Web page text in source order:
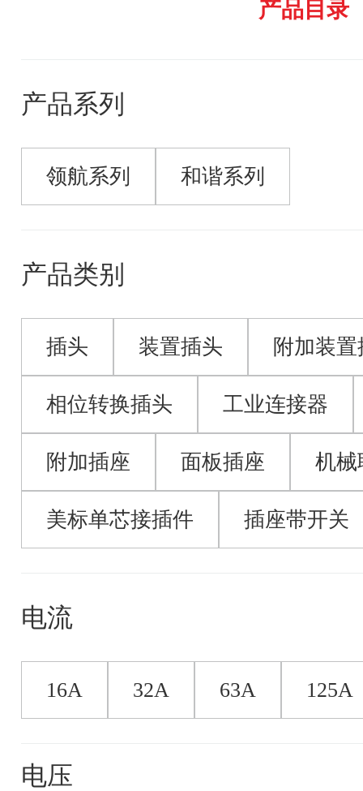
产品目录
产品系列
领航系列 和谐系列
产品类别
插头 装置插头 附加装
相位转换插头 工业连接器
附加插座 面板插座 机械
美标单芯接插件 插座带开关
电流
16A 32A 63A 125A
电压